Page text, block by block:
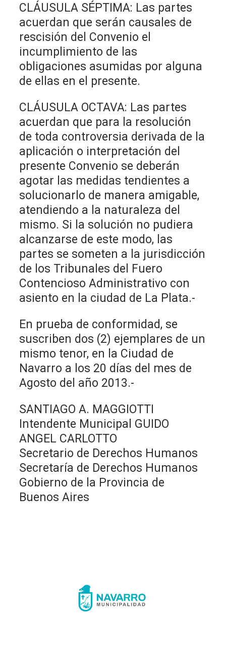
CLÁUSULA SÉPTIMA: Las partes
acuerdan que serán causales de
rescisión del Convenio el
incumplimiento de las
obligaciones asumidas por alguna
de ellas en el presente.
CLÁUSULA OCTAVA: Las partes
acuerdan que para la resolución
de toda controversia derivada de la
aplicación o interpretación del
presente Convenio se deberán
agotar las medidas tendientes a
solucionarlo de manera amigable,
atendiendo a la naturaleza del
mismo. Si la solución no pudiera
alcanzarse de este modo, las
partes se someten a la jurisdicción
de los Tribunales del Fuero
Contencioso Administrativo con
asiento en la ciudad de La Plata.-
En prueba de conformidad, se
suscriben dos (2) ejemplares de un
mismo tenor, en la Ciudad de
Navarro a los 20 días del mes de
Agosto del año 2013.-
SANTIAGO A. MAGGIOTTI
Intendente Municipal GUIDO
ANGEL CARLOTTO
Secretario de Derechos Humanos
Secretaría de Derechos Humanos
Gobierno de la Provincia de
Buenos Aires